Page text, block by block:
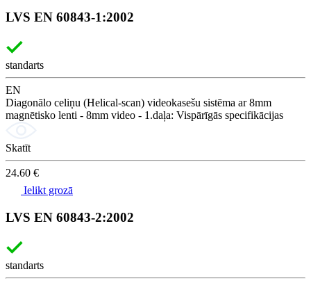
LVS EN 60843-1:2002
standarts
EN
Diagonālo celiņu (Helical-scan) videokasešu sistēma ar 8mm
magnētisko lenti - 8mm video - 1.daļa: Vispārīgās specifikācijas
Skatīt
24.60 €
Ielikt grozā
LVS EN 60843-2:2002
standarts